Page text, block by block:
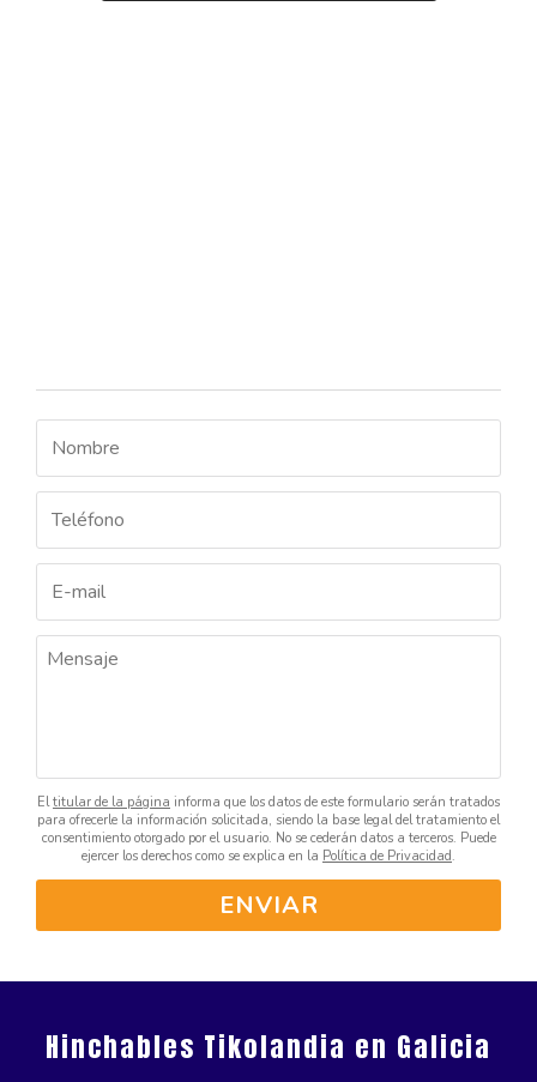
Eltitular de la página informa que los datos de este formulario serán tratados
para ofrecerle la información solicitada, siendo la base legal del tratamiento el
consentimiento otorgado por el usuario. No se cederán datos a terceros. Puede
ejercer los derechos como se explica en la Política de Privacidad.
Hinchables Tikolandia en Galicia